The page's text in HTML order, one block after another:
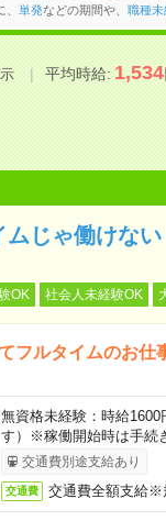
単発などの期間や、 職種
平均時給:1,534
ムじゃ働けな
OK 社会人未経験OK
フルタイムのお
無資格未経験：時給
す）※稼働開始時は手続
交通費別途支給あり
交通費 交通費全額支給※